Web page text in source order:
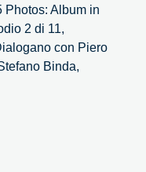
Photos: Album in
2 di 11,
con Piero
Binda,